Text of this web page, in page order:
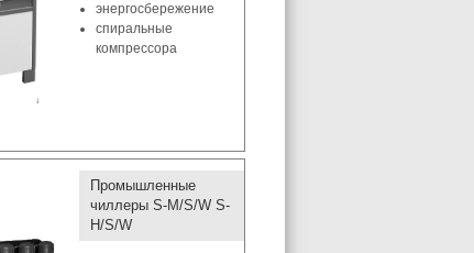
энергосбережение
спиральные
компрессора
Промышленные
чиллеры S-M/S/W S-
H/S/W